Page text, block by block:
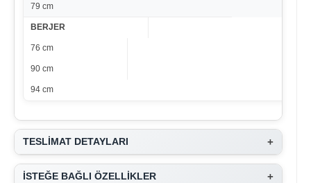
79 cm
BERJER
76 cm
90 cm
94 cm
TESLİMAT DETAYLARI +
İSTEĞE BAĞLI ÖZELLİKLER +